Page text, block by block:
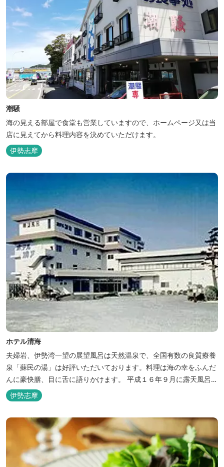
潮騒
海の見える部屋で食堂も営業していますので、ホームページ又は当
店に見えてから料理内容を決めていただけます。
伊勢志摩
ホテル清海
夫婦岩、伊勢湾一望の展望風呂は天然温泉で、全国有数の良質療養
泉「蘇民の湯」は好評いただいております。料理は海の幸をふんだ
んに豪快膳、目に舌に語りかけます。 平成１６年９月に露天風呂が
オープンしました。
伊勢志摩